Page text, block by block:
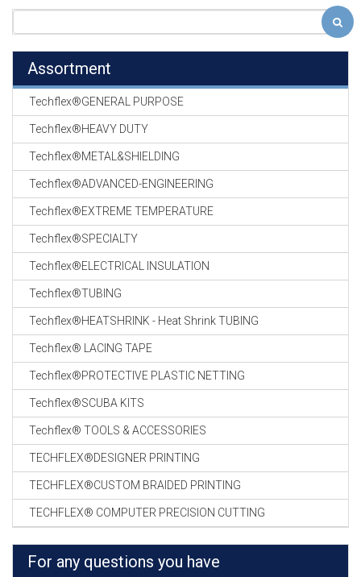
Assortment
Techflex®GENERAL PURPOSE
Techflex®HEAVY DUTY
Techflex®METAL&SHIELDING
Techflex®ADVANCED-ENGINEERING
Techflex®EXTREME TEMPERATURE
Techflex®SPECIALTY
Techflex®ELECTRICAL INSULATION
Techflex®TUBING
Techflex®HEATSHRINK - Heat Shrink TUBING
Techflex® LACING TAPE
Techflex®PROTECTIVE PLASTIC NETTING
Techflex®SCUBA KITS
Techflex® TOOLS & ACCESSORIES
TECHFLEX®DESIGNER PRINTING
TECHFLEX®CUSTOM BRAIDED PRINTING
TECHFLEX® COMPUTER PRECISION CUTTING
For any questions you have